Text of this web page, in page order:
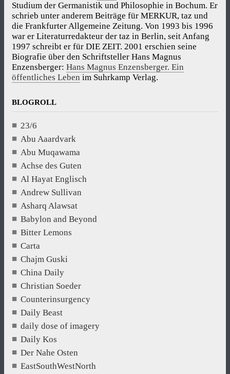
Studium der Germanistik und Philosophie in Bochum. Er
schrieb unter anderem Beiträge für MERKUR, taz und
die Frankfurter Allgemeine Zeitung. Von 1993 bis 1996
war er Literaturredakteur der taz in Berlin, seit Anfang
1997 schreibt er für DIE ZEIT. 2001 erschien seine
Biografie über den Schriftsteller Hans Magnus
Enzensberger: Hans Magnus Enzensberger. Ein
öffentliches Leben im Suhrkamp Verlag.
BLOGROLL
23/6
Abu Aaardvark
Abu Muqawama
Achse des Guten
Al Hayat Englisch
Andrew Sullivan
Asharq Alawsat
Babylon and Beyond
Bitter Lemons
Carta
Chajm Guski
China Daily
Christian Soeder
Counterinsurgency
Daily Beast
daily dose of imagery
Daily Kos
Der Nahe Osten
EastSouthWestNorth